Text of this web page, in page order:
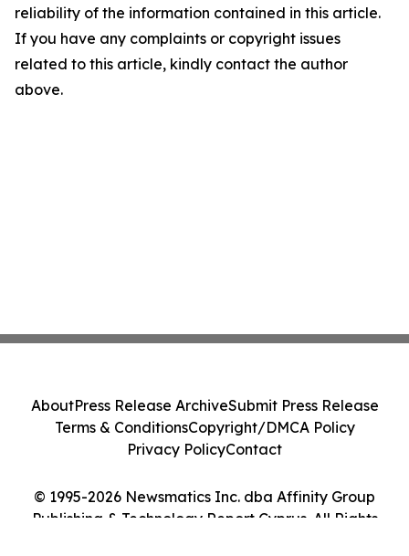
reliability of the information contained in this article.
If you have any complaints or copyright issues
related to this article, kindly contact the author
above.
© 1995-2026 Newsmatics Inc. dba Affinity Group
Publishing & Technology Report Cyprus. All Rights
AboutPress Release ArchiveSubmit Press Release
Terms & ConditionsCopyright/DMCA Policy
Privacy PolicyContact